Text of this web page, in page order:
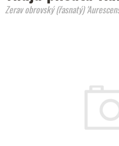
Zerav obrovský (řasnatý)